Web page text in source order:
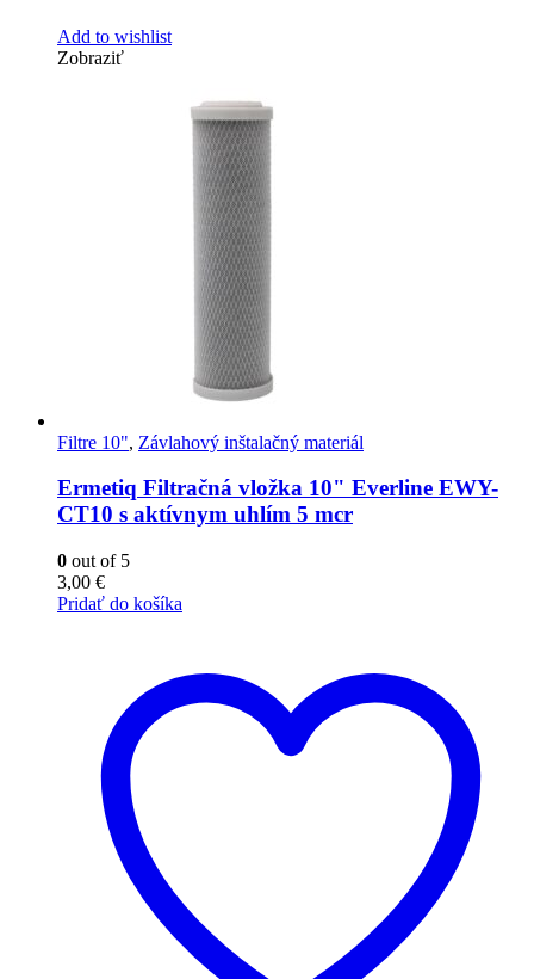
Add to wishlist
Zobraziť
Filtre 10", Závlahový inštalačný materiál
Ermetiq Filtračná vložka 10" Everline EWY-
CT10 s aktívnym uhlím 5 mcr
0 out of 5
3,00 €
Pridať do košíka